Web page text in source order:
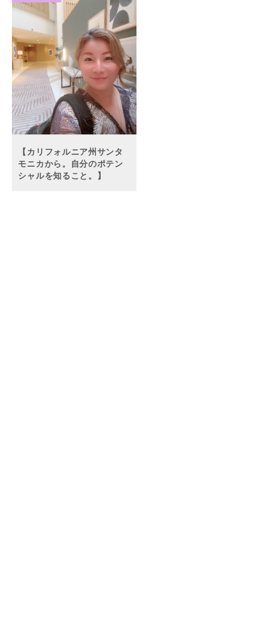
【カリフォルニア州サンタ
モニカから。自分のポテン
シャルを知ること。】